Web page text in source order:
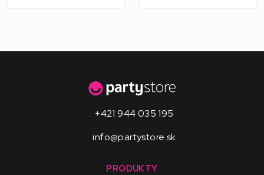
+421 944 035 195
info@partystore.sk
PRODUKTY